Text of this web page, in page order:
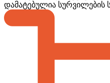
დამატებულია სურვილების